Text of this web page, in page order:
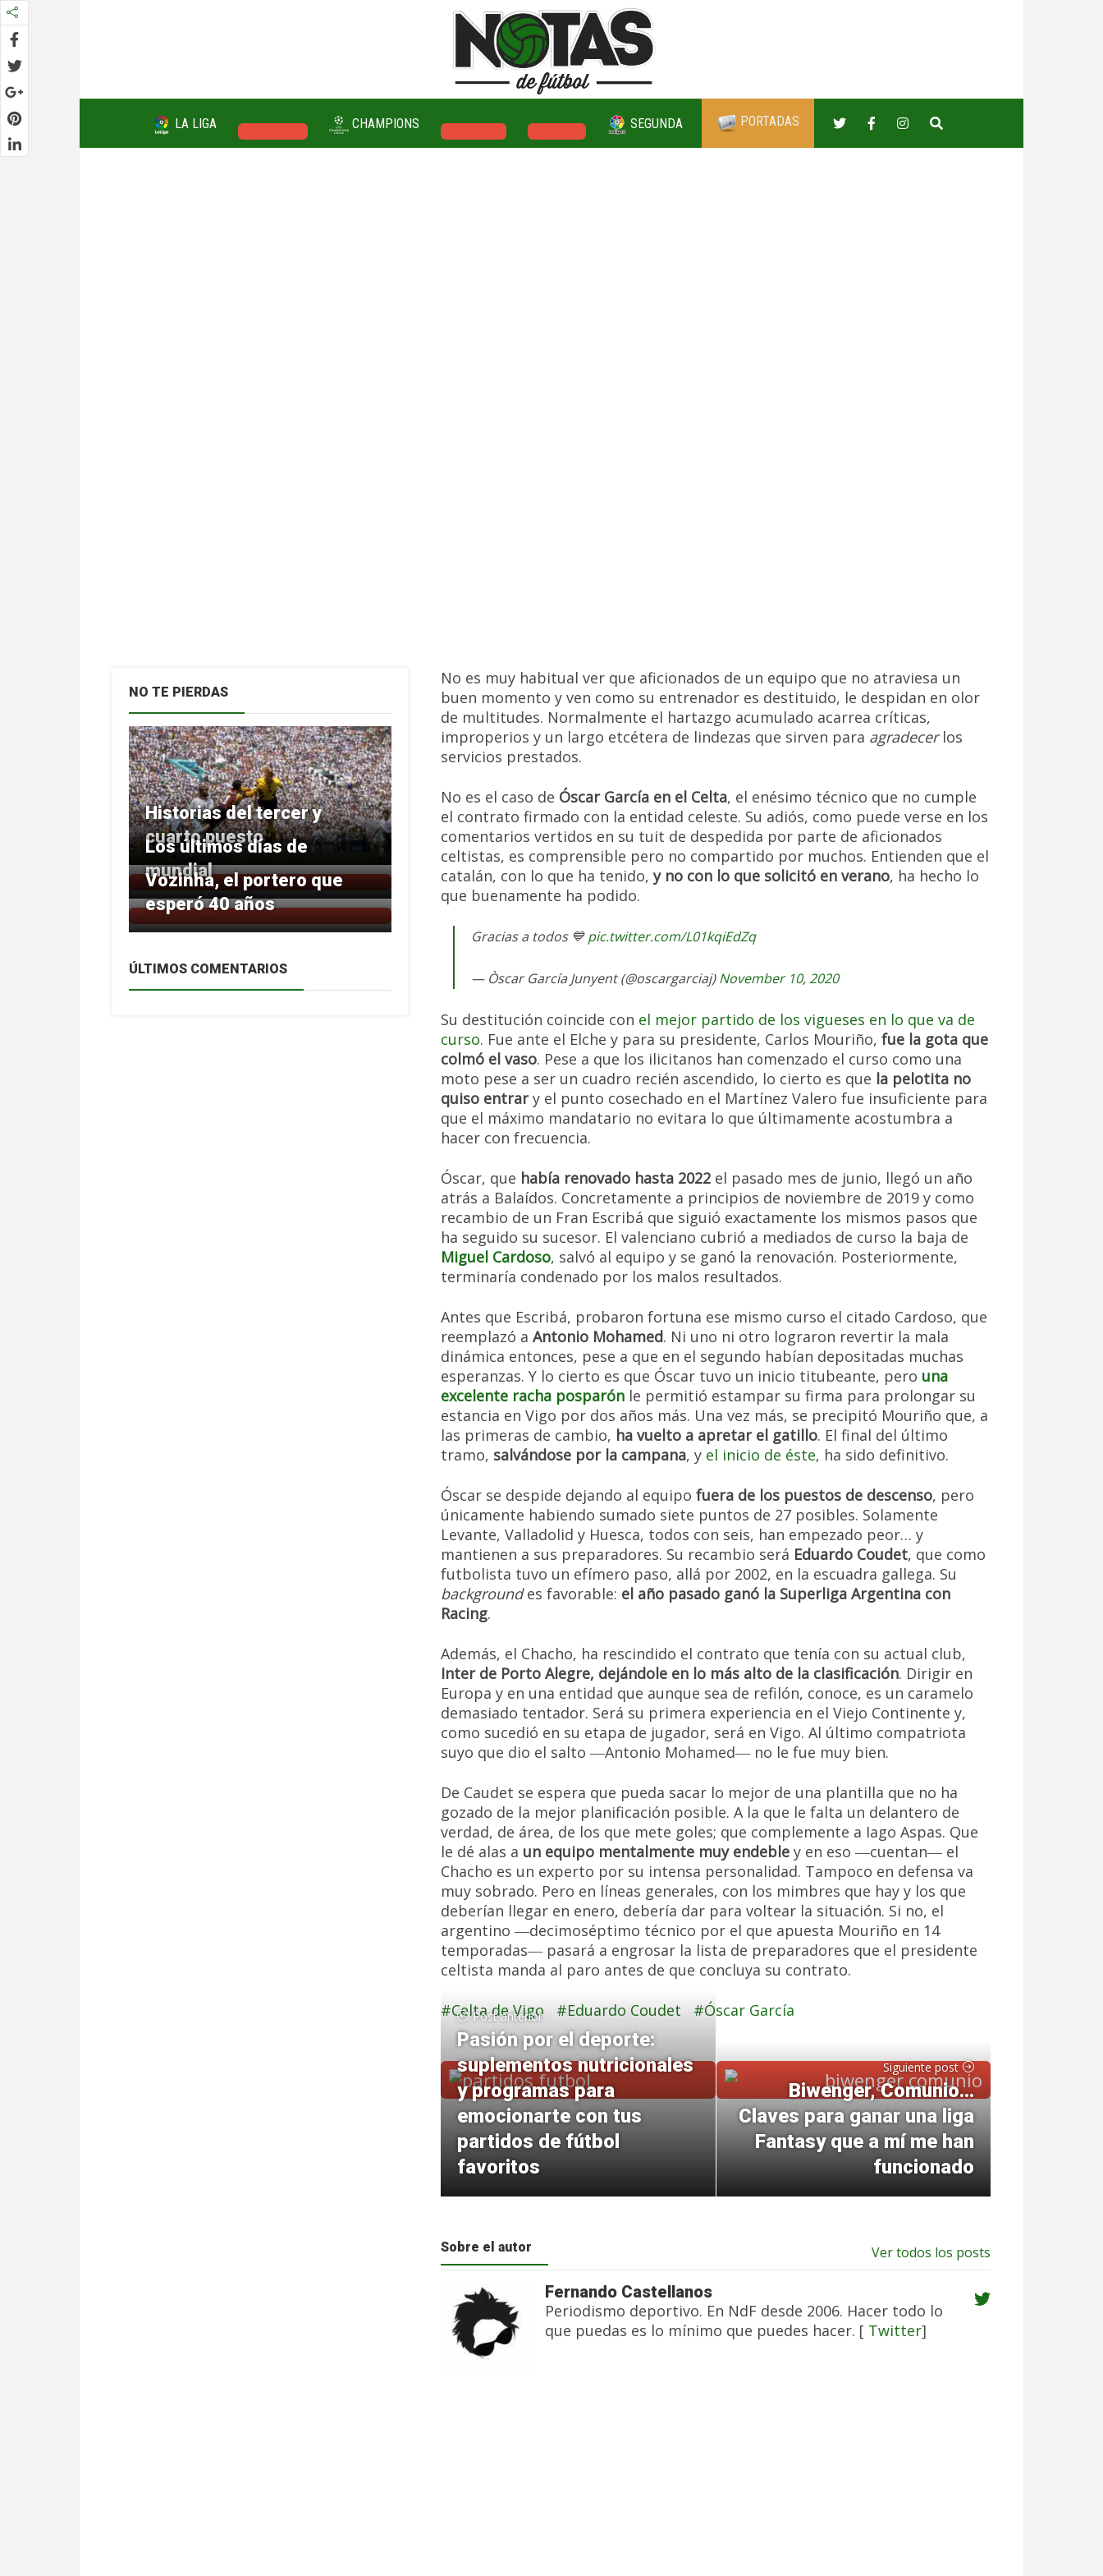
LA LIGA CHAMPIONS SEGUNDA PORTADAS
No es muy habitual ver que aficionados de un equipo que no atraviesa un
buen momento y ven como su entrenador es destituido, le despidan en olor
de multitudes. Normalmente el hartazgo acumulado acarrea críticas,
improperios y un largo etcétera de lindezas que sirven para agradecerlos
servicios prestados.
No es el caso de Óscar García en el Celta, el enésimo técnico que no cumple
el contrato firmado con la entidad celeste. Su adiós, como puede verse en los
comentarios vertidos en su tuit de despedida por parte de aficionados
celtistas, es comprensible pero no compartido por muchos. Entienden que el
catalán, con lo que ha tenido,y no con lo que solicitó en verano, ha hecho lo
que buenamente ha podido.
Gracias a todos 💙pic.twitter.com/L01kqiEdZq
— Òscar García Junyent (@oscargarciaj)November 10, 2020
Su destitución coincide con el mejor partido de los vigueses en lo que va de
curso. Fue ante el Elche y para su presidente, Carlos Mouriño, fue la gota que
colmó el vaso. Pese a que los ilicitanos han comenzado el curso como una
moto pese a ser un cuadro recién ascendido, lo cierto es que la pelotita no
quiso entrary el punto cosechado en el Martínez Valero fue insuficiente para
que el máximo mandatario no evitara lo que últimamente acostumbra a
hacer con frecuencia.
Óscar, que había renovado hasta 2022 el pasado mes de junio, llegó un año
atrás a Balaídos. Concretamente a principios de noviembre de 2019 y como
recambio de un Fran Escribá que siguió exactamente los mismos pasos que
ha seguido su sucesor. El valenciano cubrió a mediados de curso la baja de
Miguel Cardoso, salvó al equipo y se ganó la renovación. Posteriormente,
terminaría condenado por los malos resultados.
Antes que Escribá, probaron fortuna ese mismo curso el citado Cardoso, que
reemplazó a Antonio Mohamed. Ni uno ni otro lograron revertir la mala
dinámica entonces, pese a que en el segundo habían depositadas muchas
esperanzas. Y lo cierto es que Óscar tuvo un inicio titubeante, pero una
excelente racha posparón le permitió estampar su firma para prolongar su
estancia en Vigo por dos años más. Una vez más, se precipitó Mouriño que, a
las primeras de cambio, ha vuelto a apretar el gatillo. El final del último
tramo, salvándose por la campana, y el inicio de éste, ha sido definitivo.
Óscar se despide dejando al equipo fuera de los puestos de descenso, pero
únicamente habiendo sumado siete puntos de 27 posibles. Solamente
Levante, Valladolid y Huesca, todos con seis, han empezado peor… y
mantienen a sus preparadores. Su recambio será Eduardo Coudet, que como
futbolista tuvo un efímero paso, allá por 2002, en la escuadra gallega. Su
backgroundes favorable: el año pasado ganó la Superliga Argentina con
Racing.
Además, el Chacho, ha rescindido el contrato que tenía con su actual club,
Inter de Porto Alegre, dejándole en lo más alto de la clasificación. Dirigir en
Europa y en una entidad que aunque sea de refilón, conoce, es un caramelo
demasiado tentador. Será su primera experiencia en el Viejo Continente y,
como sucedió en su etapa de jugador, será en Vigo. Al último compatriota
suyo que dio el salto ―Antonio Mohamed― no le fue muy bien.
De Caudet se espera que pueda sacar lo mejor de una plantilla que no ha
gozado de la mejor planificación posible. A la que le falta un delantero de
verdad, de área, de los que mete goles; que complemente a Iago Aspas. Que
le dé alas a un equipo mentalmente muy endeble y en eso ―cuentan― el
Chacho es un experto por su intensa personalidad. Tampoco en defensa va
muy sobrado. Pero en líneas generales, con los mimbres que hay y los que
deberían llegar en enero, debería dar para voltear la situación. Si no, el
argentino ―decimoséptimo técnico por el que apuesta Mouriño en 14
temporadas― pasará a engrosar la lista de preparadores que el presidente
celtista manda al paro antes de que concluya su contrato.
Celta de Vigo Eduardo Coudet Óscar García
Post anterior
Pasión por el deporte:
suplementos nutricionales
y programas para
emocionarte con tus
partidos de fútbol
favoritos
Siguiente post
Biwenger, Comunio…
Claves para ganar una liga
Fantasy que a mí me han
funcionado
Sobre el autor Ver todos los posts
Fernando Castellanos
Periodismo deportivo. En NdF desde 2006. Hacer todo lo
que puedas es lo mínimo que puedes hacer. [ Twitter]
NO TE PIERDAS
Historias del tercer y
cuarto puesto
Los últimos días de
mundial
Vozinha, el portero que
esperó 40 años
ÚLTIMOS COMENTARIOS